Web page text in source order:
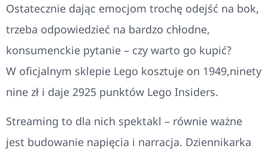
Ostatecznie dając emocjom trochę odejść na bok,
trzeba odpowiedzieć na bardzo chłodne,
konsumenckie pytanie – czy warto go kupić?
W oficjalnym sklepie Lego kosztuje on 1949,ninety
nine zł i daje 2925 punktów Lego Insiders.
Streaming to dla nich spektakl – równie ważne
jest budowanie napięcia i narracja. Dziennikarka